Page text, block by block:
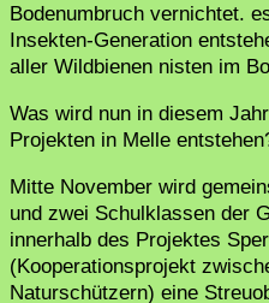
Bodenumbruch vernichtet.
Insekten-Generation
aller Wildbienen nisten im
Was wird nun in diesem
Projekten in Melle
Mitte November wird
und zwei Schulklassen der
innerhalb des Projektes
(Kooperationsprojekt
Naturschützern) eine